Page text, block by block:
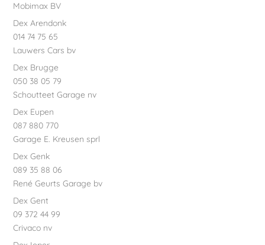
Mobimax BV
Dex Arendonk
014 74 75 65
Lauwers Cars bv
Dex Brugge
050 38 05 79
Schoutteet Garage nv
Dex Eupen
087 880 770
Garage E. Kreusen sprl
Dex Genk
089 35 88 06
René Geurts Garage bv
Dex Gent
09 372 44 99
Crivaco nv